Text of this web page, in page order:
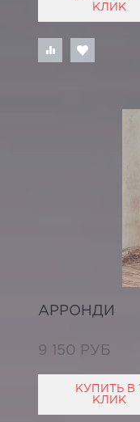
КЛИК
АРРОНДИ
9 150 РУБ
КУПИТЬ В 1
КЛИК